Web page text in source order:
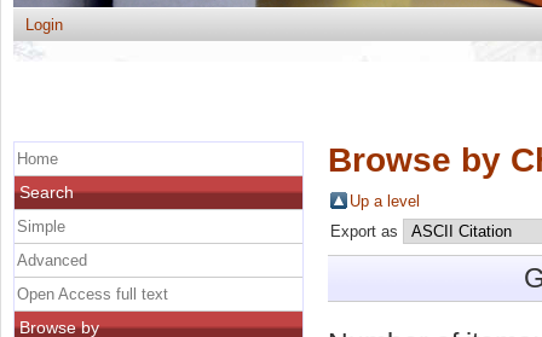
Login
Browse by
Up a level
Export as
Home
Search
Simple
Advanced
Open Access full text
Browse by